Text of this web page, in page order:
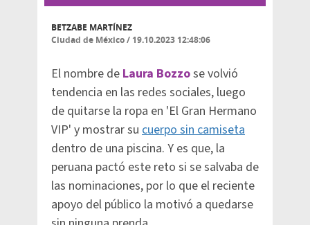
BETZABE MARTÍNEZ
Ciudad de México/ 19.10.2023 12:48:06
El nombre de Laura Bozzose volvió
tendencia en las redes sociales, luego
de quitarse la ropa en 'El Gran Hermano
VIP' y mostrar su cuerpo sin camiseta
dentro de una piscina. Y es que, la
peruana pactó este reto si se salvaba de
las nominaciones, por lo que el reciente
apoyo del público la motivó a quedarse